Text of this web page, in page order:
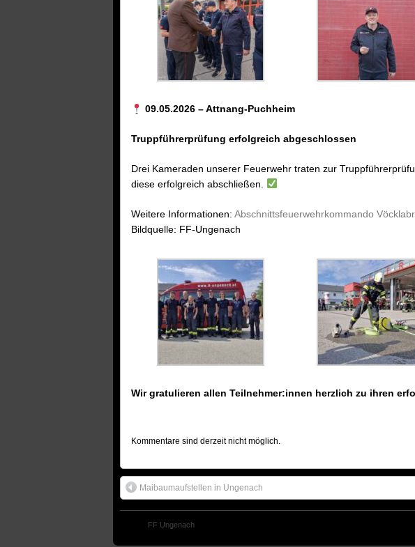
09.05.2026 – Attnang-Puchheim
Truppführerprüfung erfolgreich abgeschlossen
Drei Kameraden unserer Feuerwehr traten zur
diese erfolgreich abschließen.
Weitere Informationen: Abschnittsfeuerwehrkommando
Bildquelle: FF-Ungenach
Wir gratulieren allen Teilnehmer:innen herzlich zu ihren
Kommentare sind derzeit nicht möglich.
Maibaumaufstellen in Ungenach
FF Ungenach